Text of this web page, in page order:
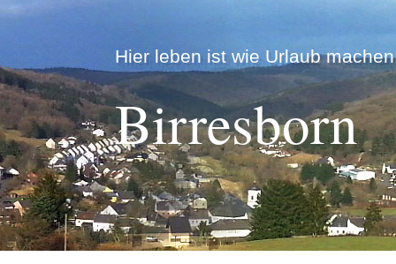
Hier leben ist wie Urlaub
Birresborn